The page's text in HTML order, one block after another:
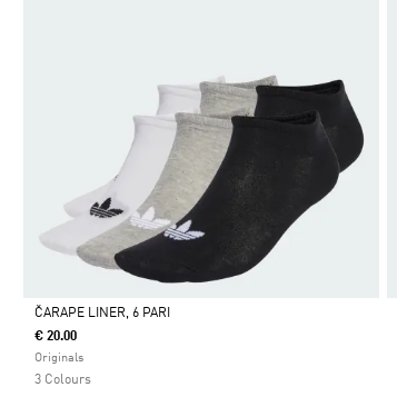
Da
ČARAPE LINER, 6 PARI
€ 20.00
Originals
3 Colours